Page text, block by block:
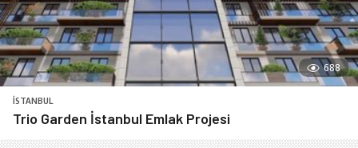
688
İSTANBUL
Trio Garden İstanbul Emlak Projesi